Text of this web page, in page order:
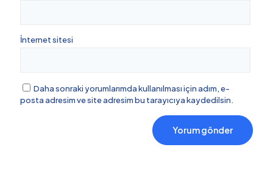
İnternet sitesi
Daha sonraki yorumlarımda kullanılması için adım, e-
posta adresim ve site adresim bu tarayıcıya kaydedilsin.